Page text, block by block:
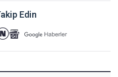
Edin